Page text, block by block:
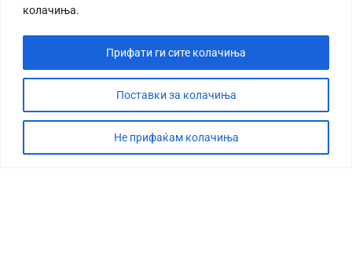
колачиња.
Поставки за колачиња
Не прифаќам колачиња
Прифати ги сите колачиња